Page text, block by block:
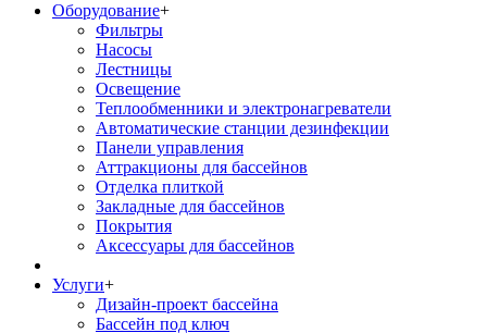
Оборудование+
Фильтры
Насосы
Лестницы
Освещение
Теплообменники и электронагреватели
Автоматические станции дезинфекции
Панели управления
Аттракционы для бассейнов
Отделка плиткой
Закладные для бассейнов
Покрытия
Аксессуары для бассейнов
Услуги+
Дизайн-проект бассейна
Бассейн под ключ